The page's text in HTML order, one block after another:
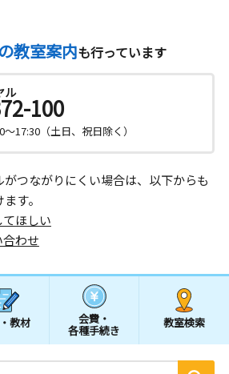
教室案内も行っています
ル
100
～17:30（土日、祝日除く）
つながりにくい場合は、以下からも
す。
ほしい
わせ
教材 会費・
各種手続き
教室検索